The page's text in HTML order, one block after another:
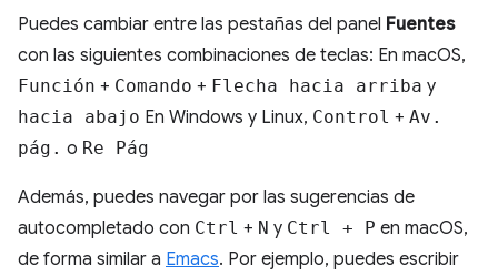
Puedes cambiar entre las pestañas del panel Fuentes
con las siguientes combinaciones de teclas: En macOS,
Función + Comando + Flecha hacia arriba y
hacia abajo En Windows y Linux, Control + Av.
pág. o Re Pág
Además, puedes navegar por las sugerencias de
autocompletado con Ctrl + N y Ctrl + P en macOS,
de forma similar a Emacs. Por ejemplo, puedes escribir